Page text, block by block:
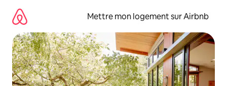
directement
contenu
Mettre mon logement sur Airbnb